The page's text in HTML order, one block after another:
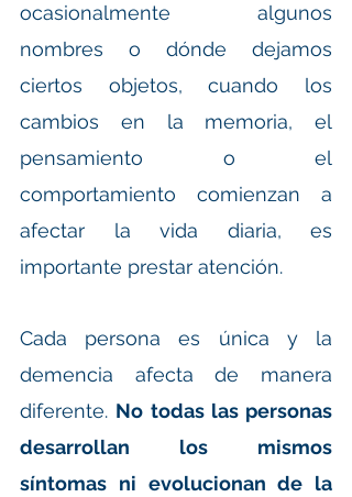
ocasionalmente algunos
nombres o dónde dejamos
ciertos objetos, cuando los
cambios en la memoria, el
pensamiento o el
comportamiento comienzan a
afectar la vida diaria, es
importante prestar atención.
Cada persona es única y la
demencia afecta de manera
diferente. No todas las personas
desarrollan los mismos
síntomas ni evolucionan de la